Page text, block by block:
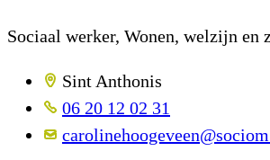
Sociaal werker, Wonen, welzijn en
Sint Anthonis
06 20 12 02 31